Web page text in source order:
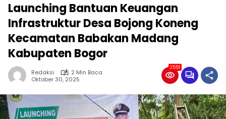
Launching Bantuan Keuangan
Infrastruktur Desa Bojong Koneng
Kecamatan Babakan Madang
Kabupaten Bogor
Redaksi
2 Min Baca
Oktober 30, 2025
2551